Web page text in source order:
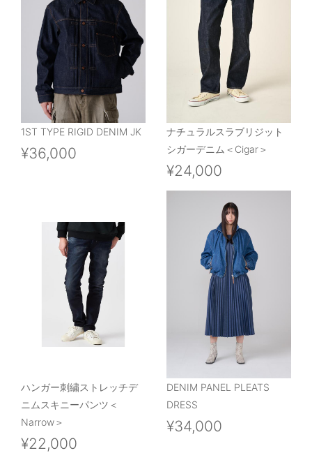
1ST TYPE RIGID DENIM JK
¥36,000
ナチュラルスラブリジット
シガーデニム＜Cigar＞
¥24,000
ハンガー刺繍ストレッチデ
ニムスキニーパンツ＜
Narrow＞
¥22,000
DENIM PANEL PLEATS
DRESS
¥34,000